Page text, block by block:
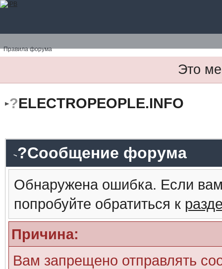
Правила форума
Это
?ELECTROPEOPLE.INFO
?Сообщение форума
Обнаружена ошибка. Если
попробуйте обратиться к
Причина:
Вам запрещено отправлять